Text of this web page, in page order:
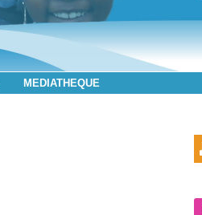
MEDIATHEQUE